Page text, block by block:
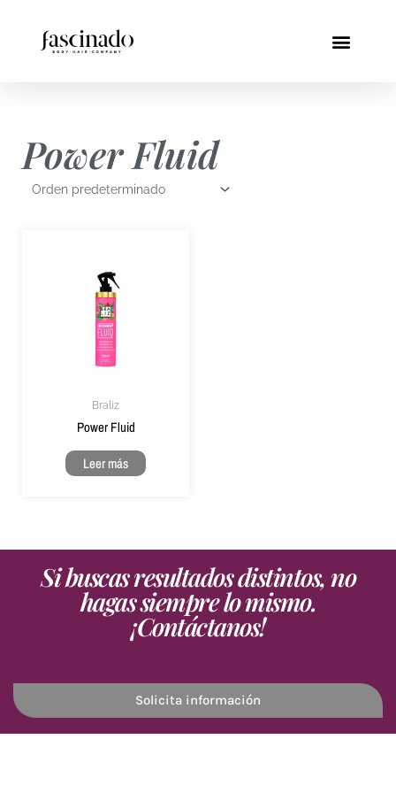
contenido
Menú
Power Fluid
Braliz
Power Fluid
Leer más
Si buscas resultados distintos, no
hagas siempre lo mismo.
¡Contáctanos!
Solicita información